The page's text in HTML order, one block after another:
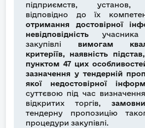
підприємств, установ,
відповідно до їх
отримання достовірної
невідповідність
закупівлі вимогам
критеріїв, наявність
пунктом 47 цих
зазначення у тендерній
якої недостовірної
суттєвою під час визначення
відкритих торгів,
тендерну пропозицію
процедури закупівлі.